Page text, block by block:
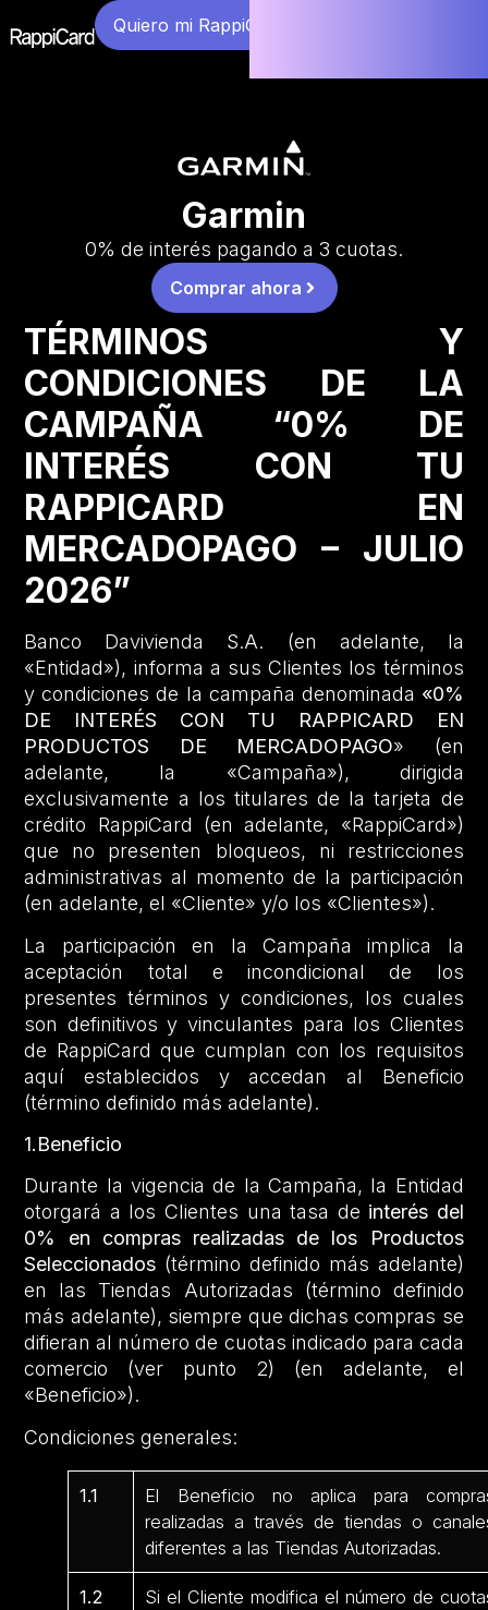
Quiero mi RappiCard
Garmin
0% de interés pagando a 3 cuotas.
Comprar ahora
TÉRMINOS Y
CONDICIONES DE LA
CAMPAÑA “0% DE
INTERÉS CON TU
RAPPICARD EN
MERCADOPAGO – JULIO
2026”
Banco Davivienda S.A. (en adelante, la
«Entidad»), informa a sus Clientes los términos
y condiciones de la campaña denominada «0%
DE INTERÉS CON TU RAPPICARD EN
PRODUCTOS DE MERCADOPAGO» (en
adelante, la «Campaña»), dirigida
exclusivamente a los titulares de la tarjeta de
crédito RappiCard (en adelante, «RappiCard»)
que no presenten bloqueos, ni restricciones
administrativas al momento de la participación
(en adelante, el «Cliente» y/o los «Clientes»).
La participación en la Campaña implica la
aceptación total e incondicional de los
presentes términos y condiciones, los cuales
son definitivos y vinculantes para los Clientes
de RappiCard que cumplan con los requisitos
aquí establecidos y accedan al Beneficio
(término definido más adelante).
1.Beneficio
Durante la vigencia de la Campaña, la Entidad
otorgará a los Clientes una tasa de interés del
0% en compras realizadas de los Productos
Seleccionados (término definido más adelante)
en las Tiendas Autorizadas (término definido
más adelante), siempre que dichas compras se
difieran al número de cuotas indicado para cada
comercio (ver punto 2) (en adelante, el
«Beneficio»).
Condiciones generales:
1.1
El Beneficio no aplica para
realizadas a través de tiendas o
diferentes a las Tiendas Autorizadas.
1.2
Si el Cliente modifica el número de